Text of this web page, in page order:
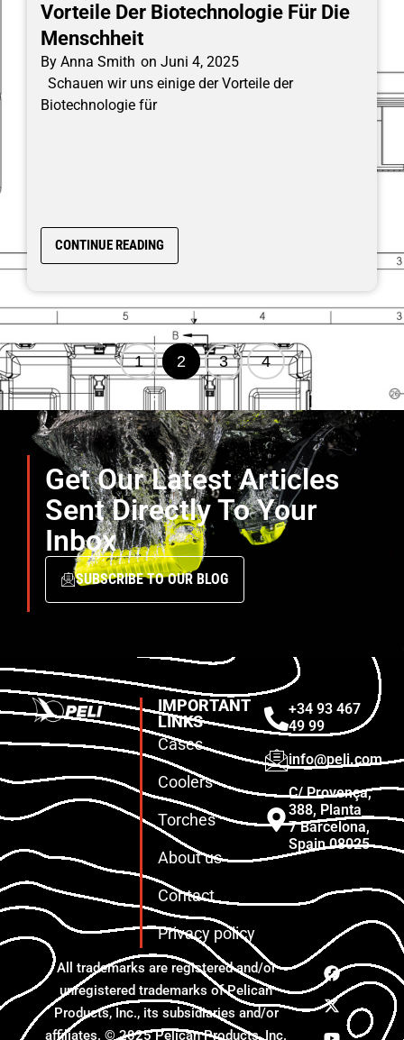
Vorteile Der Biotechnologie Für Die
Menschheit
By Anna Smith on Juni 4, 2025
Schauen wir uns einige der Vorteile der
Biotechnologie für
CONTINUE READING
1 2 3 4
Get Our Latest Articles
Sent Directly To Your
Inbox
SUBSCRIBE TO OUR BLOG
IMPORTANT
LINKS
Cases
Coolers
Torches
About us
Contact
Privacy policy
+34 93 467
49 99
info@peli.com
C/ Provença,
388, Planta
7 Barcelona,
Spain 08025
All trademarks are registered and/or
unregistered trademarks of Pelican
Products, Inc., its subsidiaries and/or
affiliates. © 2025 Pelican Products, Inc.